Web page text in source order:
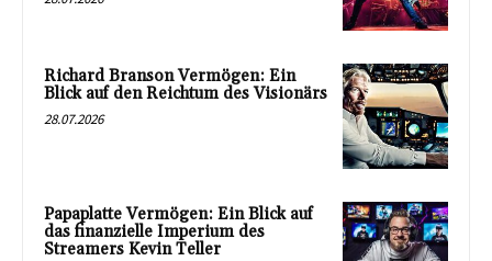
Richard Branson Vermögen: Ein
Blick auf den Reichtum des Visionärs
28.07.2026
Papaplatte Vermögen: Ein Blick auf
das finanzielle Imperium des
Streamers Kevin Teller